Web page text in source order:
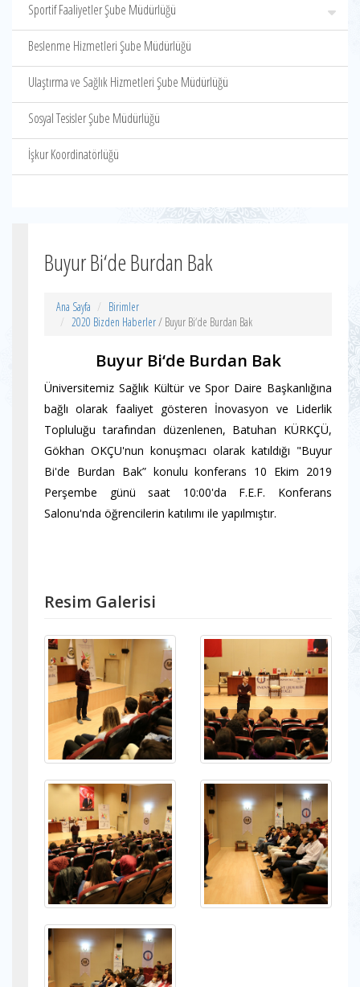
Sportif Faaliyetler Şube Müdürlüğü
Beslenme Hizmetleri Şube Müdürlüğü
Ulaştırma ve Sağlık Hizmetleri Şube Müdürlüğü
Sosyal Tesisler Şube Müdürlüğü
İşkur Koordinatörlüğü
Buyur Bi‘de Burdan Bak
Ana Sayfa
Birimler
2020 Bizden Haberler/ Buyur Bi‘de Burdan Bak
Buyur Bi‘de Burdan Bak
Üniversitemiz Sağlık Kültür ve Spor Daire Başkanlığına
bağlı olarak faaliyet gösteren İnovasyon ve Liderlik
Topluluğu tarafından düzenlenen, Batuhan KÜRKÇÜ,
Gökhan OKÇU'nun konuşmacı olarak katıldığı "Buyur
Bi'de Burdan Bak” konulu konferans 10 Ekim 2019
Perşembe günü saat 10:00'da F.E.F. Konferans
Salonu'nda öğrencilerin katılımı ile yapılmıştır.
Resim Galerisi